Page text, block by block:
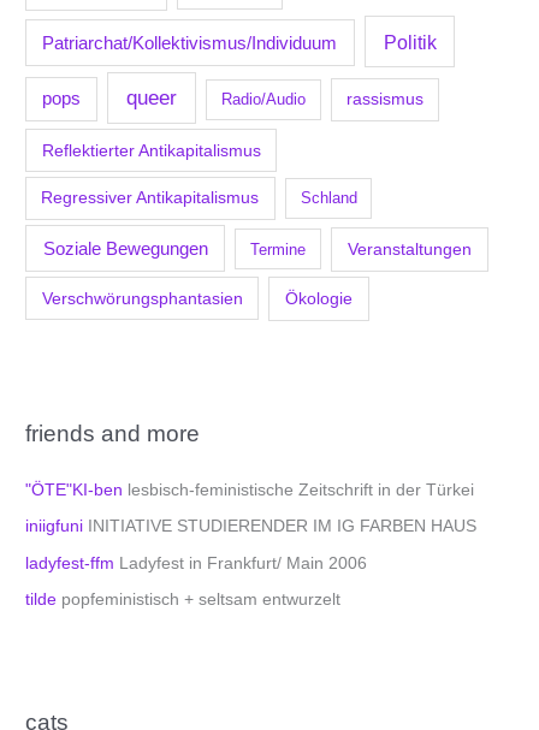
Patriarchat/Kollektivismus/Individuum Politik
pops queer Radio/Audio rassismus
Reflektierter Antikapitalismus
Regressiver Antikapitalismus Schland
Soziale Bewegungen Termine Veranstaltungen
Verschwörungsphantasien Ökologie
friends and more
"ÖTE"KI-ben lesbisch-feministische Zeitschrift in der Türkei
iniigfuni INITIATIVE STUDIERENDER IM IG FARBEN HAUS
ladyfest-ffm Ladyfest in Frankfurt/ Main 2006
tilde popfeministisch + seltsam entwurzelt
cats